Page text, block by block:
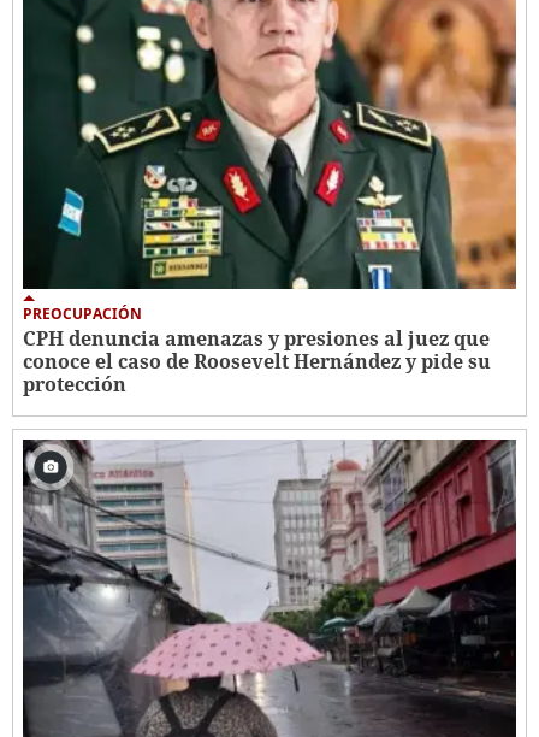
PREOCUPACIÓN
CPH denuncia amenazas y presiones al juez que
conoce el caso de Roosevelt Hernández y pide su
protección